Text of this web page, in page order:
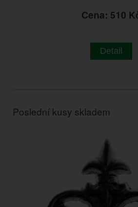
Cena: 510
Detail
Poslední kusy skladem